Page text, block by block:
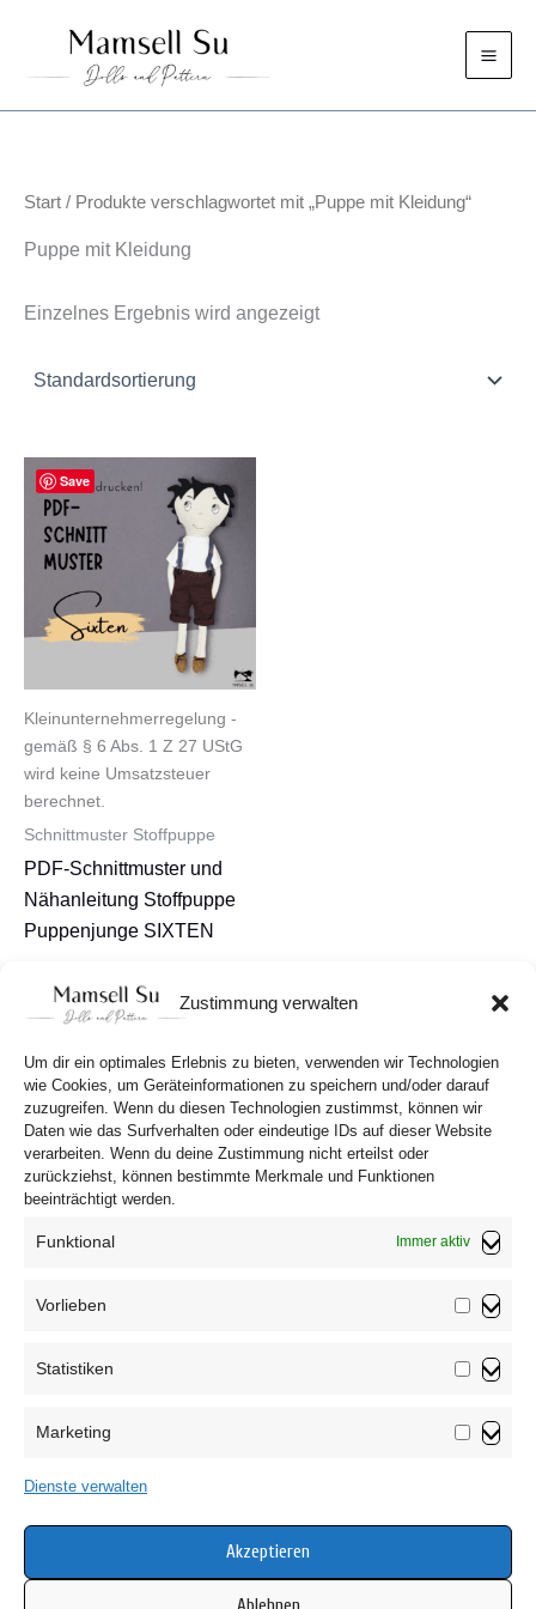
Zustimmung verwalten
Um dir ein optimales Erlebnis zu bieten, verwenden wir Technologien
wie Cookies, um Geräteinformationen zu speichern und/oder darauf
zuzugreifen. Wenn du diesen Technologien zustimmst, können wir
Daten wie das Surfverhalten oder eindeutige IDs auf dieser Website
verarbeiten. Wenn du deine Zustimmung nicht erteilst oder
zurückziehst, können bestimmte Merkmale und Funktionen
beeinträchtigt werden.
Funktional Immer aktiv
Vorlieben
Statistiken
Marketing
Dienste verwalten
Akzeptieren
springen
Start / Produkte verschlagwortet mit „Puppe mit Kleidung“
Puppe mit Kleidung
Einzelnes Ergebnis wird angezeigt
Kleinunternehmerregelung -
gemäß § 6 Abs. 1 Z 27 UStG
wird keine Umsatzsteuer
berechnet.
Schnittmuster Stoffpuppe
PDF-Schnittmuster und
Nähanleitung Stoffpuppe
Puppenjunge SIXTEN
In den Warenkorb
Cookie-Richtlinie (EU)
Save